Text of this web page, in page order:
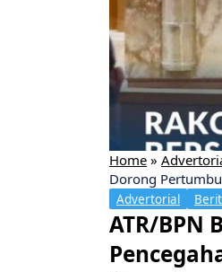
Home »
Dorong
Advertorial
ATR/BPN